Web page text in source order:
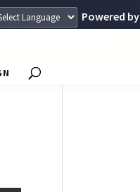
Powered by